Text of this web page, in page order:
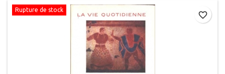
Rupture de stock
favorite_border